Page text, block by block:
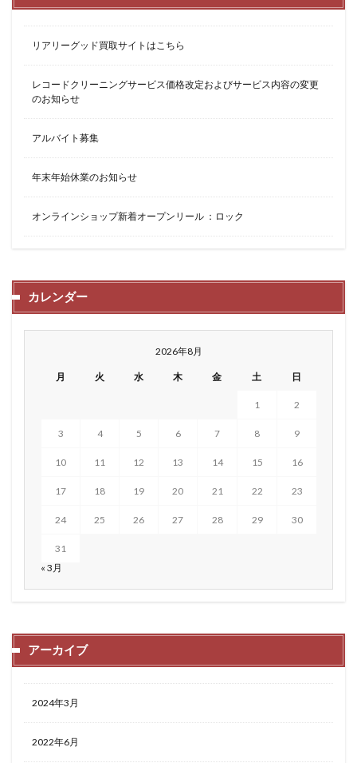
リアリーグッド買取サイトはこちら
レコードクリーニングサービス価格改定およびサービス内容の変更
のお知らせ
アルバイト募集
年末年始休業のお知らせ
オンラインショップ新着オープンリール ：ロック
カレンダー
2026年8月
月 火 水 木 金 土 日
1 2
3 4 5 6 7 8 9
10 11 12 13 14 15 16
17 18 19 20 21 22 23
24 25 26 27 28 29 30
31
« 3月
アーカイブ
2024年3月
2022年6月